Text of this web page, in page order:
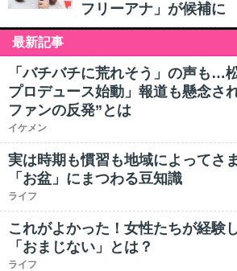
フリーアナ」が候補に
最新記事
「バチバチに荒れそう」の声も…
プロデュース始動」報道も懸念さ
ファンの反発”とは
イケメン
実は時期も慣習も地域によってさ
「お盆」にまつわる豆知識
ライフ
これがよかった！女性たちが経験
「おまじない」とは？
ライフ